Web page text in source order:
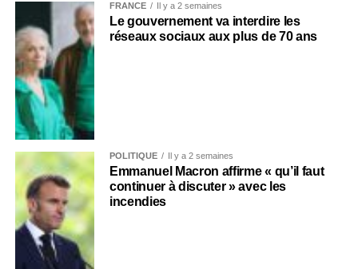
FRANCE Il y a 2 semaines
Le gouvernement va interdire les
réseaux sociaux aux plus de 70 ans
POLITIQUE Il y a 2 semaines
Emmanuel Macron affirme « qu’il faut
continuer à discuter » avec les
incendies